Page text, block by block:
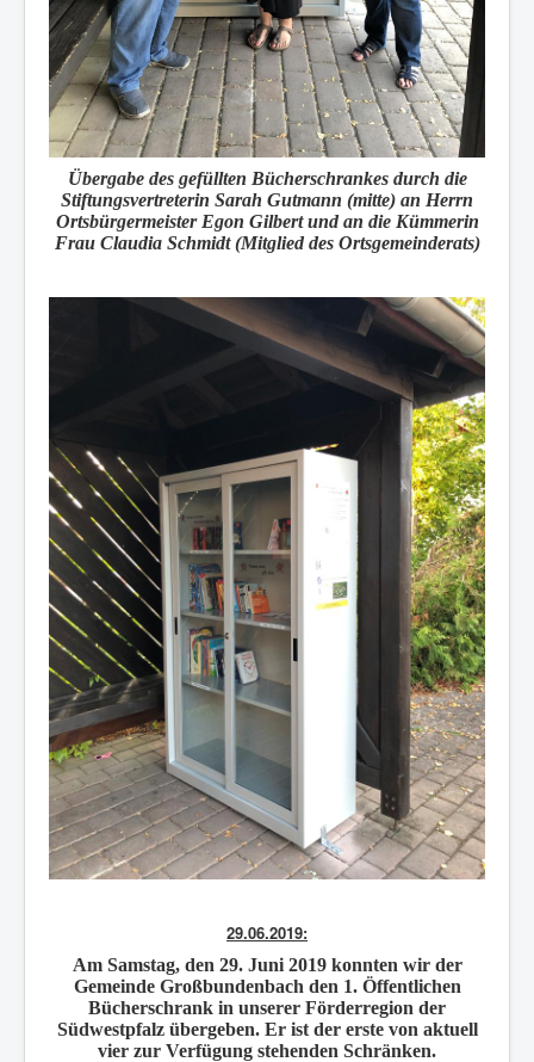
Übergabe des gefüllten Bücherschrankes durch die
Stiftungsvertreterin Sarah Gutmann (mitte) an Herrn
Ortsbürgermeister Egon Gilbert und an die Kümmerin
Frau Claudia Schmidt (Mitglied des Ortsgemeinderats)
29.06.2019:
Am Samstag, den 29. Juni 2019 konnten wir der
Gemeinde Großbundenbach den 1. Öffentlichen
Bücherschrank in unserer Förderregion der
Südwestpfalz übergeben. Er ist der erste von aktuell
vier zur Verfügung stehenden Schränken.